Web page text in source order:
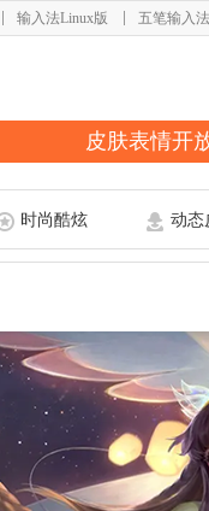
输入法Linux版 五笔输入法
皮肤表情开
时尚酷炫 动态